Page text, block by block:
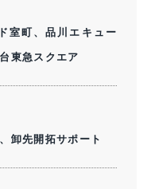
室町、品川エキュー
東急スクエア​
卸先開拓サポート